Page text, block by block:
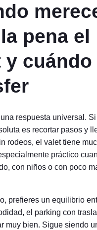
pena el
y cuándo
respuesta universal. Si
es recortar pasos y
rodeos, el valet tiene
práctico
con niños o con poco
prefieres un equilibrio
el parking con
muy bien. Sigue siendo